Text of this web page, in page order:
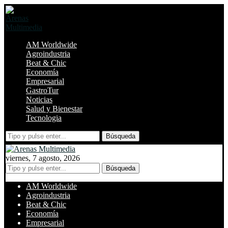
AM Worldwide
Agroindustria
Beat & Chic
Economía
Empresarial
GastroTur
Noticias
Salud y Bienestar
Tecnologia
Búsqueda
viernes, 7 agosto, 2026
Búsqueda
AM Worldwide
Agroindustria
Beat & Chic
Economía
Empresarial